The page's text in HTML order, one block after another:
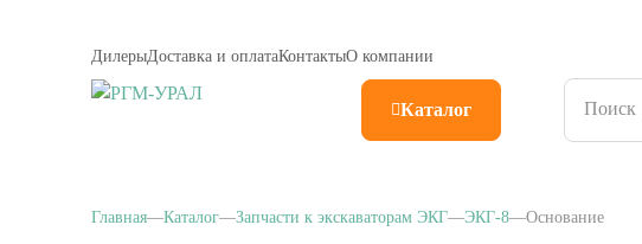
ДилерыДоставка и оплатаКонтактыО компании
Каталог
Главная Каталог Запчасти к экскаваторам ЭКГ ЭКГ-8 Основание